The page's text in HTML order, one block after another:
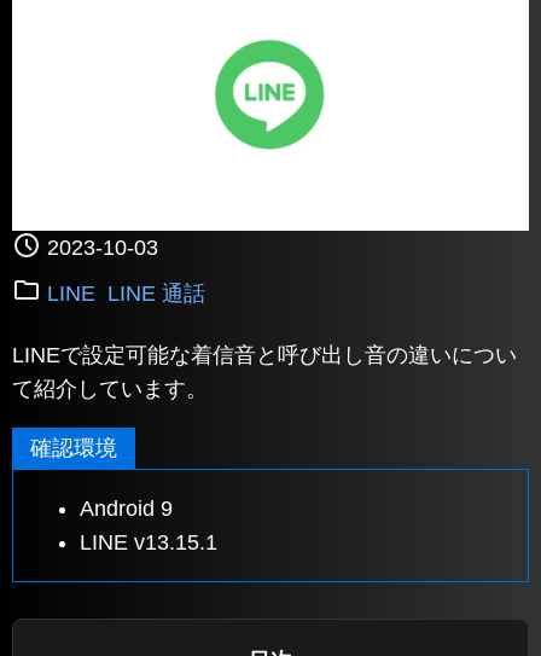
2023-10-03
LINE LINE 通話
LINEで設定可能な着信音と呼び出し音の違いについ
て紹介しています。
確認環境
Android 9
LINE v13.15.1